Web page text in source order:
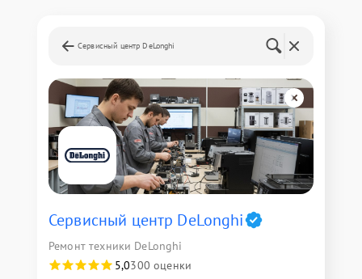
Сервисный центр DeLonghi
Сервисный центр DeLonghi
Ремонт техники DeLonghi
5,0300 оценки